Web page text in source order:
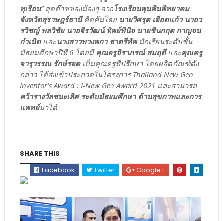
ทุเรียน” สุดต๊าชของน้องๆ จากโรงเรียนพุนพินพิทยาคม
จังหวัดสุราษฎร์ธานีคิดค้นโดย นายวิศรุต เอียดแก้ว นายว
รวิชญ์ พลวิชัย นายจิรวัฒน์ ทิพย์พินิจ นายชินกฤต กาญจน
กำเนิดและนางสาวพวงพกา ชาตรีทัพนักเรียนระดับชั้น
มัธยมศึกษาปีที่ 6 โดยมี คุณครูจิราภรณ์ สมฤดีและคุณครู
จารุวรรณ รักษ์รอดเป็นคุณครูที่ปรึกษา โดยผลิตภัณฑ์ดัง
กล่าว ได้ส่งเข้าประกวดในโครงการ Thailand New Gen
Inventor’s Award : I-New Gen Award 2021 และสามารถ
คว้ารางวัลชนะเลิศ ระดับมัธยมศึกษา ด้านสุขภาพและการ
แพทย์มาได้
SHARE THIS
Facebook
Twitter Google+